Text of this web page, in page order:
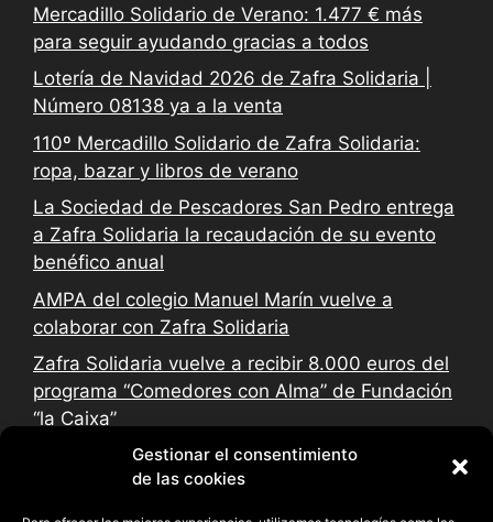
Gestionar el consentimiento
de las cookies
Mercadillo Solidario de Verano: 1.477 € más
para seguir ayudando gracias a todos
Lotería de Navidad 2026 de Zafra Solidaria |
Número 08138 ya a la venta
110º Mercadillo Solidario de Zafra Solidaria:
ropa, bazar y libros de verano
La Sociedad de Pescadores San Pedro entrega
a Zafra Solidaria la recaudación de su evento
benéfico anual
AMPA del colegio Manuel Marín vuelve a
colaborar con Zafra Solidaria
Zafra Solidaria vuelve a recibir 8.000 euros del
programa “Comedores con Alma” de Fundación
“la Caixa”